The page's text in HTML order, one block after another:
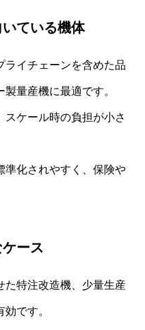
ている機体
ライチェーンを含めた品
量産機に最適です。
ケール時の負担が小さ
準化されやすく、保険や
ース
た特注改造機、少量生産
です。